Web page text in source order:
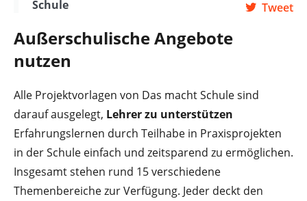
Schule
Tweet
Außerschulische Angebote
nutzen
Alle Projektvorlagen von Das macht Schule sind
darauf ausgelegt, Lehrer zu unterstützen
Erfahrungslernen durch Teilhabe in Praxisprojekten
in der Schule einfach und zeitsparend zu ermöglichen.
Insgesamt stehen rund 15 verschiedene
Themenbereiche zur Verfügung. Jeder deckt den